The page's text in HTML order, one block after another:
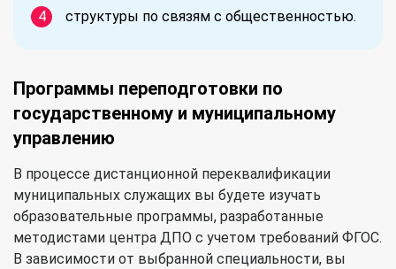
структуры по связям с общественностью.
Программы переподготовки по
государственному и муниципальному
управлению
В процессе дистанционной переквалификации
муниципальных служащих вы будете изучать
образовательные программы, разработанные
методистами центра ДПО с учетом требований ФГОС.
В зависимости от выбранной специальности, вы